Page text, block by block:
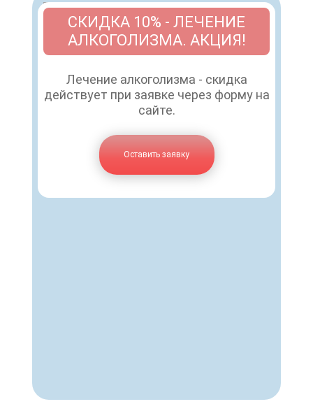
СКИДКА 10% - ЛЕЧЕНИЕ
АЛКОГОЛИЗМА. АКЦИЯ!
Лечение алкоголизма - скидка
действует при заявке через форму на
сайте.
Оставить заявку